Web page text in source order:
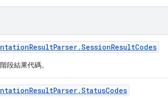
ResultParser.SessionResultCodes
段結果代碼。
ResultParser.StatusCodes